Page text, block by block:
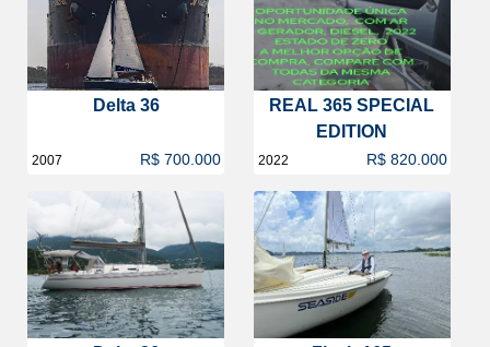
Delta 36
2007 R$ 700.000
REAL 365 SPECIAL
EDITION
2022 R$ 820.000